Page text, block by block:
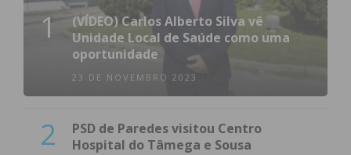
1
(VÍDEO) Carlos Alberto Silva vê
Unidade Local de Saúde como uma
oportunidade
23 DE NOVEMBRO 2023
2
PSD de Paredes visitou Centro
Hospital do Tâmega e Sousa